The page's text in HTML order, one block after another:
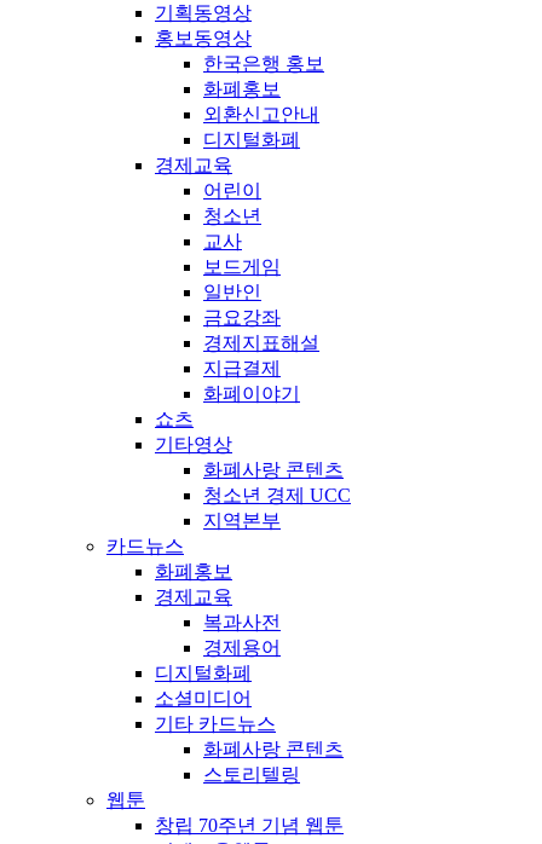
기획동영상
홍보동영상
한국은행 홍보
화폐홍보
외환신고안내
디지털화폐
경제교육
어린이
청소년
교사
보드게임
일반인
금요강좌
경제지표해설
지급결제
화폐이야기
쇼츠
기타영상
화폐사랑 콘텐츠
청소년 경제 UCC
지역본부
카드뉴스
화폐홍보
경제교육
복과사전
경제용어
디지털화폐
소셜미디어
기타 카드뉴스
화폐사랑 콘텐츠
스토리텔링
웹툰
창립 70주년 기념 웹툰